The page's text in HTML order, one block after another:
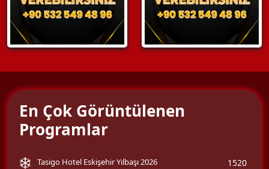
En Çok Görüntülenen
Programlar
Tasigo Hotel Eskişehir Yılbaşı 2026 1520